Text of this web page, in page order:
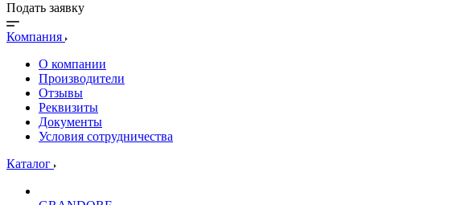
Подать заявку
Компания
О компании
Производители
Отзывы
Реквизиты
Документы
Условия сотрудничества
Каталог